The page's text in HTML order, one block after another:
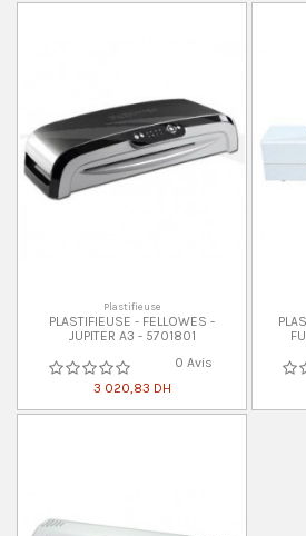
Plastifieuse
PLASTIFIEUSE - FELLOWES -
JUPITER A3 - 5701801
0 Avis
3 020,83 DH